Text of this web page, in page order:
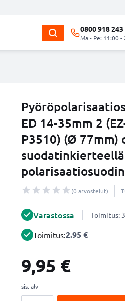
0800 918 243
Ma - Pe: 11:00 -
ED 14-35mm 2
P3510) (Ø
suodatinkierteellä
(0 arvostelut)
Varastossa Toimitus:
Toimitus:2.95 €
9,95 €
sis. alv